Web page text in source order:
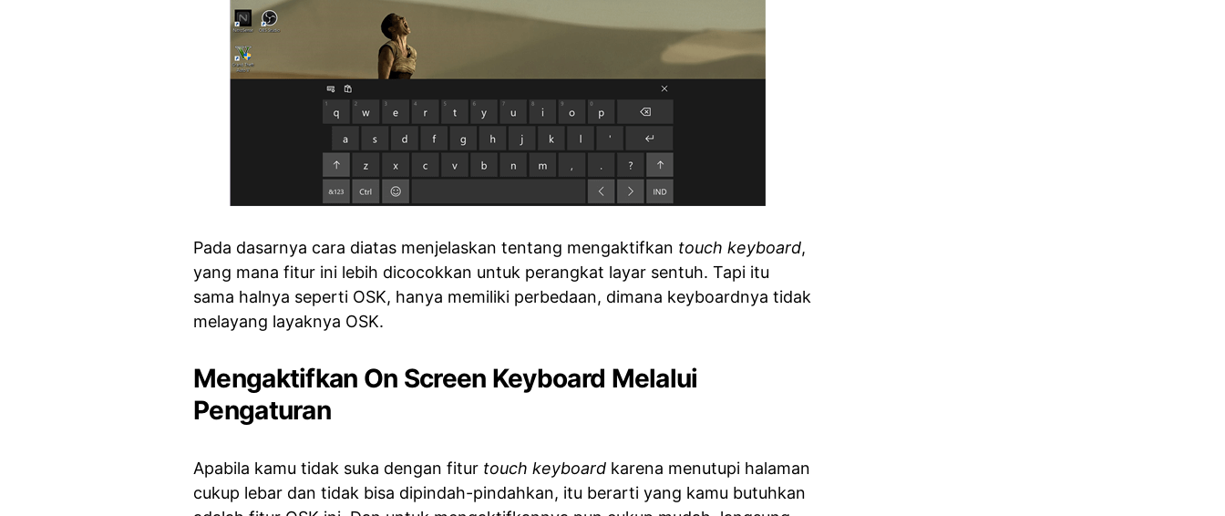
Pada dasarnya cara diatas menjelaskan tentang mengaktifkan touch keyboard,
yang mana fitur ini lebih dicocokkan untuk perangkat layar sentuh. Tapi itu
sama halnya seperti OSK, hanya memiliki perbedaan, dimana keyboardnya tidak
melayang layaknya OSK.
Mengaktifkan On Screen Keyboard Melalui
Pengaturan
Apabila kamu tidak suka dengan fitur touch keyboard karena menutupi halaman
cukup lebar dan tidak bisa dipindah-pindahkan, itu berarti yang kamu butuhkan